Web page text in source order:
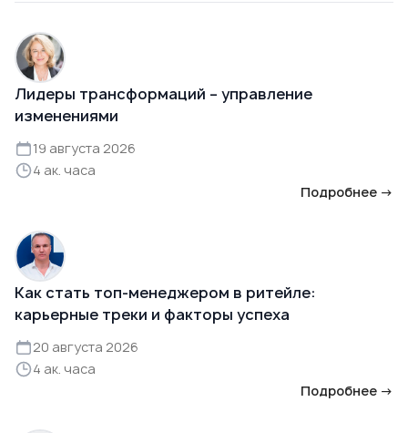
Лидеры трансформаций – управление
изменениями
19 августа 2026
4 ак. часа
Подробнее →
Как стать топ-менеджером в ритейле:
карьерные треки и факторы успеха
20 августа 2026
4 ак. часа
Подробнее →